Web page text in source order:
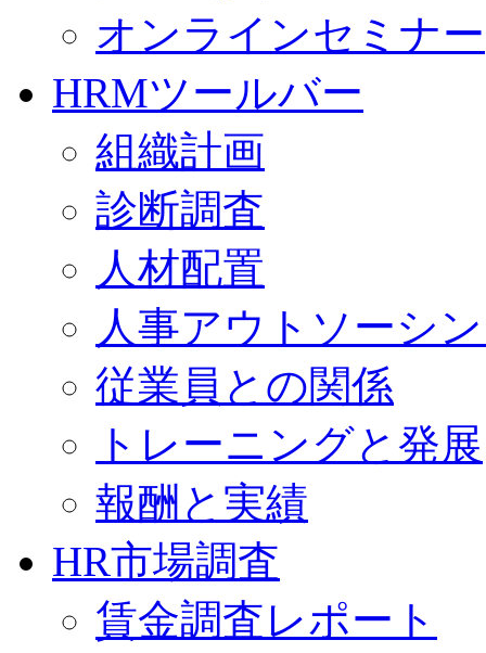
オンラインセミナー
HRMツールバー
組織計画
診断調査
人材配置
人事アウトソーシ
従業員との関係
トレーニングと発展
報酬と実績
HR市場調査
賃金調査レポート